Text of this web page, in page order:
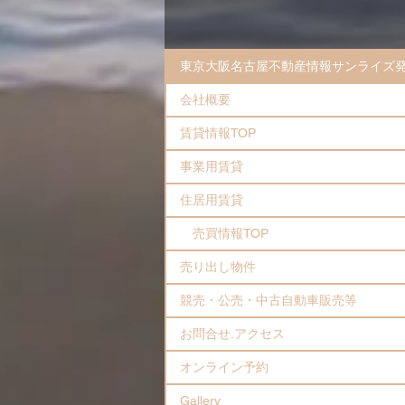
東京大阪名古屋不動産情報サンライズ
会社概要
賃貸情報TOP
事業用賃貸
住居用賃貸
売買情報TOP
売り出し物件
競売・公売・中古自動車販売等
お問合せ.アクセス
オンライン予約
Gallery